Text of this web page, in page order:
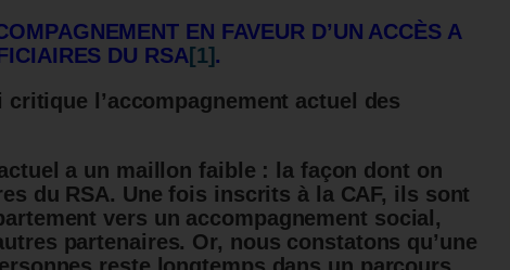
EN FAVEUR D’UN ACCÈS A
DU RSA [1].
critique l’accompagnement actuel des
a un maillon faible : la façon dont on
du RSA. Une fois inscrits à la CAF, ils sont
vers un accompagnement social,
partenaires. Or, nous constatons qu’une